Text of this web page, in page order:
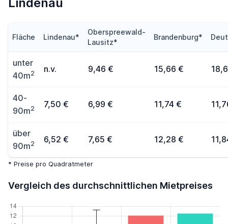
Fläche Lindenau*
Oberspreewald-
Lausitz*
Brandenburg*
unter
40m2 n.v. 9,46 € 15,66 €
40-
90m2 7,50 € 6,99 € 11,74 €
über
90m2 6,52 € 7,65 € 12,28 €
* Preise pro Quadratmeter
Vergleich des durchschnittlichen Mietpreises